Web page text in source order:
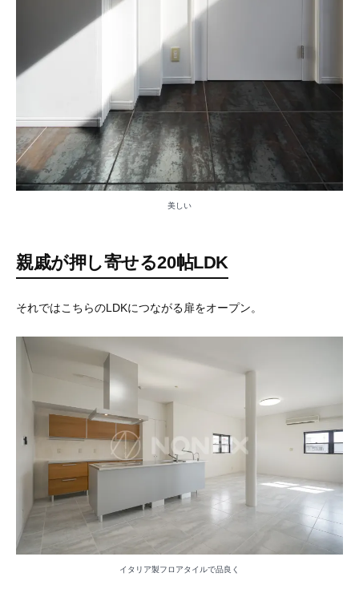
美しい
親戚が押し寄せる20帖LDK
それではこちらのLDKにつながる扉をオープン。
イタリア製フロアタイルで品良く